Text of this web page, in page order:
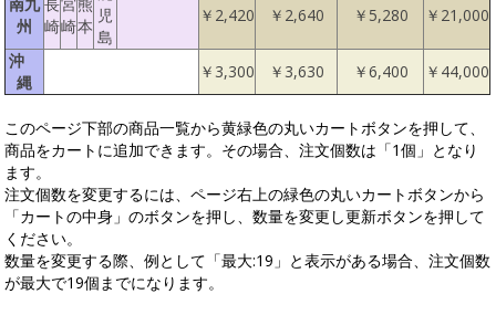
南九
州
長
崎
宮
崎
熊
本
児
島
￥2,420 ￥2,640 ￥5,280 ￥21,000
沖
縄
￥3,300 ￥3,630 ￥6,400 ￥44,000
このページ下部の商品一覧から黄緑色の丸いカートボタンを押して、
商品をカートに追加できます。その場合、注文個数は「1個」となり
ます。
注文個数を変更するには、ページ右上の緑色の丸いカートボタンから
「カートの中身」のボタンを押し、数量を変更し更新ボタンを押して
ください。
数量を変更する際、例として「最大:19」と表示がある場合、注文個数
が最大で19個までになります。